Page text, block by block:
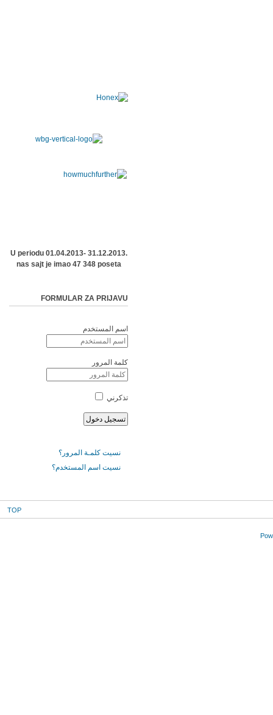
U periodu 01.04.2013- 31.12.2013.
nas sajt je imao 47 348 poseta
FORMULAR ZA PRIJAVU
اسم المستخدم
كلمة المرور
تذكرني
نسيت كلمـة المرور؟
نسيت اسم المستخدم؟
TOP